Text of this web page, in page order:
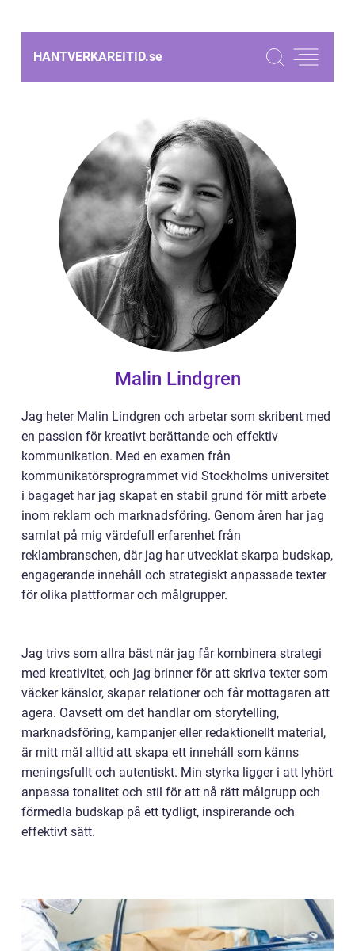
HANTVERKAREITID.se
Malin Lindgren
Jag heter Malin Lindgren och arbetar som skribent med
en passion för kreativt berättande och effektiv
kommunikation. Med en examen från
kommunikatörsprogrammet vid Stockholms universitet
i bagaget har jag skapat en stabil grund för mitt arbete
inom reklam och marknadsföring. Genom åren har jag
samlat på mig värdefull erfarenhet från
reklambranschen, där jag har utvecklat skarpa budskap,
engagerande innehåll och strategiskt anpassade texter
för olika plattformar och målgrupper.
Jag trivs som allra bäst när jag får kombinera strategi
med kreativitet, och jag brinner för att skriva texter som
väcker känslor, skapar relationer och får mottagaren att
agera. Oavsett om det handlar om storytelling,
marknadsföring, kampanjer eller redaktionellt material,
är mitt mål alltid att skapa ett innehåll som känns
meningsfullt och autentiskt. Min styrka ligger i att lyhört
anpassa tonalitet och stil för att nå rätt målgrupp och
förmedla budskap på ett tydligt, inspirerande och
effektivt sätt.